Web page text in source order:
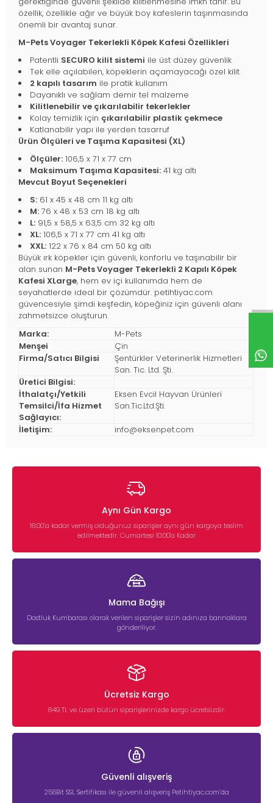
özellik, özellikle ağır ve büyük boy kafeslerin taşınmasında
önemli bir avantaj sunar.
M-Pets Voyager Tekerlekli Köpek Kafesi Özellikleri
Patentli SECURO kilit sistemi ile üst düzey güvenlik
Tek elle açılabilen, köpeklerin açamayacağı özel kilit
2 kapılı tasarım ile pratik kullanım
Dayanıklı ve sağlam demir tel malzeme
Kilitlenebilir ve çıkarılabilir tekerlekler
Kolay temizlik için çıkarılabilir plastik çekmece
Katlanabilir yapı ile yerden tasarruf
Ürün Ölçüleri ve Taşıma Kapasitesi (XL)
Ölçüler: 106,5 x 71 x 77 cm
Maksimum Taşıma Kapasitesi: 41 kg altı
Mevcut Boyut Seçenekleri
S: 61 x 45 x 48 cm 11 kg altı
M: 76 x 48 x 53 cm 18 kg altı
L: 91,5 x 58,5 x 63,5 cm 32 kg altı
XL: 106,5 x 71 x 77 cm 41 kg altı
XXL: 122 x 76 x 84 cm 50 kg altı
Büyük ırk köpekler için güvenli, konforlu ve taşınabilir bir
alan sunan M-Pets Voyager Tekerlekli 2 Kapılı Köpek
Kafesi XLarge, hem ev içi kullanımda hem de
seyahatlerde ideal bir çözümdür. petihtiyac.com
güvencesiyle şimdi keşfedin, köpeğiniz için güvenli alanı
zahmetsizce oluşturun.
Marka:
M-Pets
Menşei
Çin
Firma/Satıcı Bilgisi
Şentürkler Veterinerlik Hizmetleri
San. Tic. Ltd. Şti.
Üretici Bilgisi:
İthalatçı/Yetkili
Temsilci/İfa Hizmet
Sağlayıcı:
Eksen Evcil Hayvan Ürünleri
San.Tic.Ltd.Şti.
İletişim: info@eksenpet.com
Aynı Gün Kargo
16:00’a kadar vermiş olduğunuz siparişler aynı gün kargoya teslim
edilmektedir. Cumartesi 10:00'a Kadar
Mama Bağışı
Dostluk Kumbarası olarak verilen siparişler sizin adınıza barınaklara
gönderiliyor.
Ücretsiz Kargo
849 TL ve üzeri bütün siparişlerinizde kargo ücretsizdir.
Güvenli alışveriş
256Bit SSL Sertifikası ile güvenli alışveriş Petihtiyac.com’da